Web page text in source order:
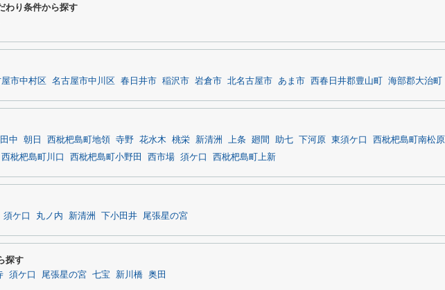
わり条件から探す
市中村区 名古屋市中川区 春日井市 稲沢市 岩倉市 北名古屋市 あま市 西春日井郡豊山町 海部郡大治町
中 朝日 西枇杷島町地領 寺野 花水木 桃栄 新清洲 上条 廻間 助七 下河原 東須ケ口
西枇杷島町南松原
西枇杷島町川口 西枇杷島町小野田 西市場 須ケ口 西枇杷島町上新
須ケ口 丸ノ内 新清洲 下小田井 尾張星の宮
探す
須ケ口 尾張星の宮 七宝 新川橋 奥田